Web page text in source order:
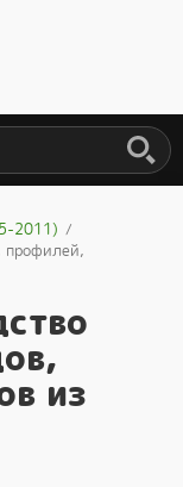
2011)
профилей,
из